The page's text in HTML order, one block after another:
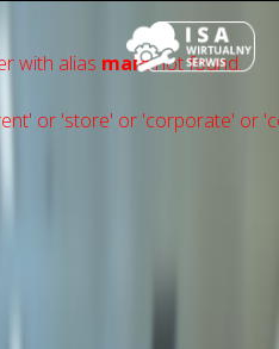
with alias mainnot found.
or 'store' or 'сorporate' or